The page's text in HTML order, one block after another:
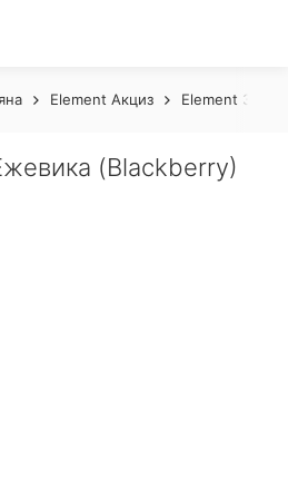
Element Акциз Element
(Blackberry)